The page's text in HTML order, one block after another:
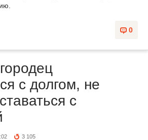
0
с долгом, не
с
3 105